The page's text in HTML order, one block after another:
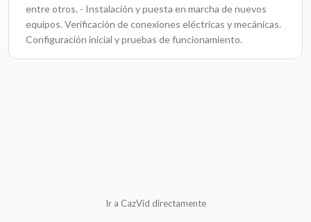
entre otros. - Instalación y puesta en marcha de nuevos
equipos. Verificación de conexiones eléctricas y mecánicas.
Configuración inicial y pruebas de funcionamiento.
Ir a CazVid directamente